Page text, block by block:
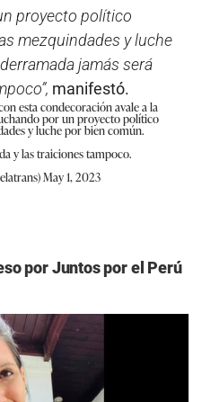
proyecto político
mezquindades y luche
jamás será
manifestó.
esta condecoración avale a la
por un proyecto político
y luche por bien común.
y las traiciones tampoco.
May 1, 2023
por Juntos por el Perú